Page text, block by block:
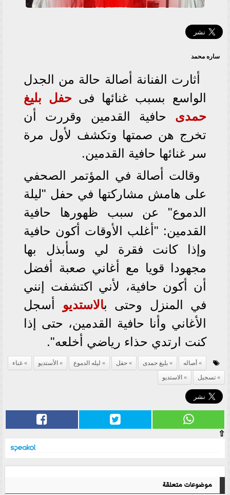
ساره محمد
أثارت الفنانة أصالة حالة من الجدل
الواسع بسبب غنائها فى حفل بليغ
حمدى حافية القدمين وقررت أن
تخرج هن صمتها وتكشف لأول مرة
سر غنائها حافية القدمين.
وقالت أصالة في المؤتمر الصحفي
على هامش مشاركتها في حفل "ليلة
الدموع" عن سبب ظهورها حافية
القدمين: "أغلب الأوقات أكون حافية
وإذا كانت فقرة لي وسأبذل بها
مجهودا قويا مع أغاني صعبة أفضل
أن أكون حافية، لأني اكتشفت إنني
في المنزل وحتى بالاستديو أسجل
الأغاني وأنا حافية القدمين، حتى إذا
كنت ارتدي حذاء رياضي أخلعه".
أصاله بليغ حمدى حفل ليله الدموع الأستديو
غناء
تسجيل
الاستديو
⇧
موضوعات متعلقة